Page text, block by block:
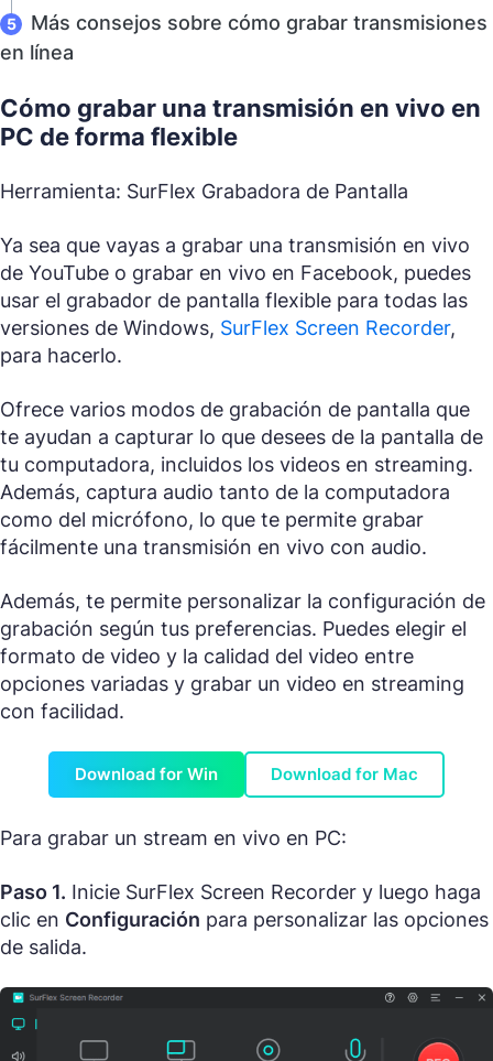
Más consejos sobre cómo grabar transmisiones
en línea
Cómo grabar una transmisión en vivo en
PC de forma flexible
Herramienta: SurFlex Grabadora de Pantalla
Ya sea que vayas a grabar una transmisión en vivo
de YouTube o grabar en vivo en Facebook, puedes
usar el grabador de pantalla flexible para todas las
versiones de Windows, SurFlex Screen Recorder,
para hacerlo.
Ofrece varios modos de grabación de pantalla que
te ayudan a capturar lo que desees de la pantalla de
tu computadora, incluidos los videos en streaming.
Además, captura audio tanto de la computadora
como del micrófono, lo que te permite grabar
fácilmente una transmisión en vivo con audio.
Además, te permite personalizar la configuración de
grabación según tus preferencias. Puedes elegir el
formato de video y la calidad del video entre
opciones variadas y grabar un video en streaming
con facilidad.
Download for Win Download for Mac
Para grabar un stream en vivo en PC:
Paso 1. Inicie SurFlex Screen Recorder y luego haga
clic en Configuración para personalizar las opciones
de salida.